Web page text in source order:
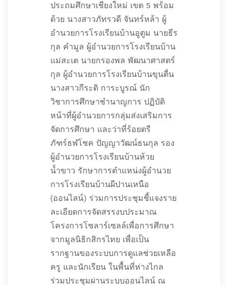
ประถมศึกษาเชียงใหม่ เขต 5 พร้อม
ด้วย นางสาวภัทรวดี จันทร์หล้า ผู้
อำนวยการโรงเรียนบ้านอูตูม นายธีร
กุล คำมูล ผู้อำนวยการโรงเรียนบ้าน
แม่สะเต นายกรองพล พัฒนาศาสตร์
กุล ผู้อำนวยการโรงเรียนบ้านขุนตื่น
นางสาวกีระติ การะบูรณ์ นัก
วิชาการศึกษาชำนาญการ ปฏิบัติ
หน้าที่ผู้อำนวยการกลุ่มส่งเสริมการ
จัดการศึกษา และว่าที่ร้อยตรี
ภัฑร์ธฬโชค ปัญญาวัฒน์ธนกุล รอง
ผู้อำนวยการโรงเรียนบ้านห้วย
น้ำขาว รักษาการตำแหน่งผู้อำนวย
การโรงเรียนบ้านผีปานเหนือ
(ออนไลน์) ร่วมการประชุมชี้แจงราย
ละเอียดการจัดสรรงบประมาณ
โครงการโซลาร์เซลล์เพื่อการศึกษา
จากมูลนิธิกสิกรไทย เพื่อเป็น
รากฐานของระบบการดูแลช่วยเหลือ
ครู และนักเรียน ในพื้นที่ห่างไกล
ร่วมประชุมผ่านระบบออนไลน์ ณ